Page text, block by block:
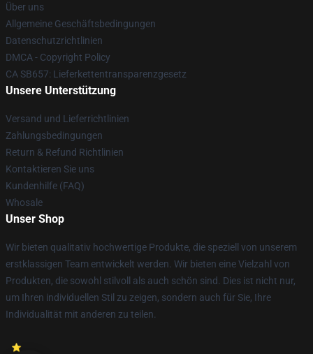
Über uns
Allgemeine Geschäftsbedingungen
Datenschutzrichtlinien
DMCA - Copyright Policy
CA SB657: Lieferkettentransparenzgesetz
Unsere Unterstützung
Versand und Lieferrichtlinien
Zahlungsbedingungen
Return & Refund Richtlinien
Kontaktieren Sie uns
Kundenhilfe (FAQ)
Whosale
Unser Shop
Wir bieten qualitativ hochwertige Produkte, die speziell von unserem
erstklassigen Team entwickelt werden. Wir bieten eine Vielzahl von
Produkten, die sowohl stilvoll als auch schön sind. Dies ist nicht nur,
um Ihren individuellen Stil zu zeigen, sondern auch für Sie, Ihre
Individualität mit anderen zu teilen.